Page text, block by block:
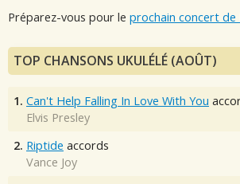
Préparez-vous pour le prochain concert de
TOP CHANSONS UKULÉLÉ (AOÛT)
1. Can't Help Falling In Love With You
Elvis Presley
2. Riptide accords
Vance Joy